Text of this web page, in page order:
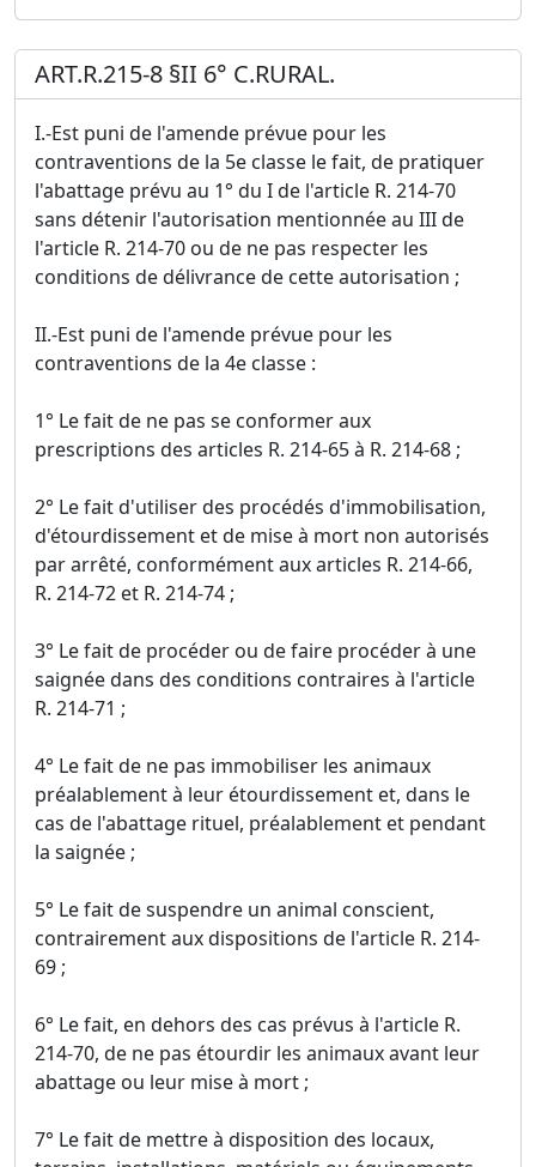
ART.R.215-8 §II 6° C.RURAL.
I.-Est puni de l'amende prévue pour les
contraventions de la 5e classe le fait, de pratiquer
l'abattage prévu au 1° du I de l'article R. 214-70
sans détenir l'autorisation mentionnée au III de
l'article R. 214-70 ou de ne pas respecter les
conditions de délivrance de cette autorisation ;
II.-Est puni de l'amende prévue pour les
contraventions de la 4e classe :
1° Le fait de ne pas se conformer aux
prescriptions des articles R. 214-65 à R. 214-68 ;
2° Le fait d'utiliser des procédés d'immobilisation,
d'étourdissement et de mise à mort non autorisés
par arrêté, conformément aux articles R. 214-66,
R. 214-72 et R. 214-74 ;
3° Le fait de procéder ou de faire procéder à une
saignée dans des conditions contraires à l'article
R. 214-71 ;
4° Le fait de ne pas immobiliser les animaux
préalablement à leur étourdissement et, dans le
cas de l'abattage rituel, préalablement et pendant
la saignée ;
5° Le fait de suspendre un animal conscient,
contrairement aux dispositions de l'article R. 214-
69 ;
6° Le fait, en dehors des cas prévus à l'article R.
214-70, de ne pas étourdir les animaux avant leur
abattage ou leur mise à mort ;
7° Le fait de mettre à disposition des locaux,